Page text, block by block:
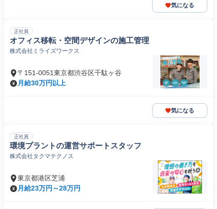
気になる
正社員
オフィス移転・空間デザインの施工管理
株式会社ミライズワークス
〒151-0051東京都渋谷区千駄ヶ谷
月給30万円以上
気になる
正社員
環境プラントの運営サポートスタッフ
株式会社タクマテクノス
東京都港区芝浦
月給23万円～28万円